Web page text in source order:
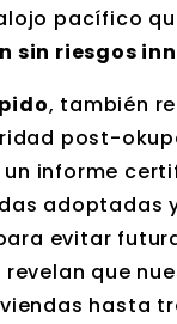
pacífico
sin riesgos
, también
post-
informe
adoptadas
evitar
que
hasta